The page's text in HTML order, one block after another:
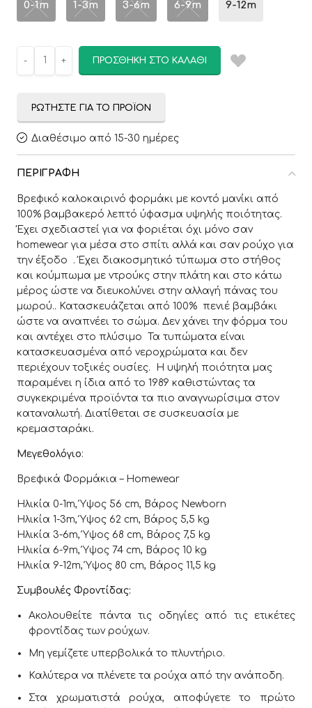
0-1m 1-3m 3-6m 6-9m 9-12m
ΠΡΟΣΘΉΚΗ ΣΤΟ ΚΑΛΆΘΙ
ΡΩΤΉΣΤΕ ΓΙΑ ΤΟ ΠΡΟΪΌΝ
Διαθέσιμο από 15-30 ημέρες
ΠΕΡΙΓΡΑΦΉ
Βρεφικό καλοκαιρινό φορμάκι με κοντό μανίκι από
100% βαμβακερό λεπτό ύφασμα υψηλής ποιότητας.
Έχει σχεδιαστεί για να φοριέται όχι μόνο σαν
homewear για μέσα στο σπίτι αλλά και σαν ρούχο για
την έξοδο . Έχει διακοσμητικό τύπωμα στο στήθος
και κούμπωμα με ντρούκς στην πλάτη και στο κάτω
μέρος ώστε να διευκολύνει στην αλλαγή πάνας του
μωρού.. Κατασκευάζεται από 100% πενιέ βαμβάκι
ώστε να αναπνέει το σώμα. Δεν χάνει την φόρμα του
και αντέχει στο πλύσιμο Τα τυπώματα είναι
κατασκευασμένα από νεροχρώματα και δεν
περιέχουν τοξικές ουσίες. Η υψηλή ποιότητα μας
παραμένει η ίδια από το 1989 καθιστώντας τα
συγκεκριμένα προϊόντα τα πιο αναγνωρίσιμα στον
καταναλωτή. Διατίθεται σε συσκευασία με
κρεμασταράκι.
Μεγεθολόγιο:
Βρεφικά Φορμάκια – Homewear
Ηλικία 0-1m, Ύψος 56 cm, Βάρος Newborn
Ηλικία 1-3m, Ύψος 62 cm, Βάρος 5,5 kg
Ηλικία 3-6m, Ύψος 68 cm, Βάρος 7,5 kg
Ηλικία 6-9m, Ύψος 74 cm, Βάρος 10 kg
Ηλικία 9-12m, Ύψος 80 cm, Βάρος 11,5 kg
Συμβουλές Φροντίδας:
Ακολουθείτε πάντα τις οδηγίες από τις ετικέτες
φροντίδας των ρούχων.
Μη γεμίζετε υπερβολικά το πλυντήριο.
Καλύτερα να πλένετε τα ρούχα από την ανάποδη.
Στα χρωματιστά ρούχα, αποφύγετε το πρώτο